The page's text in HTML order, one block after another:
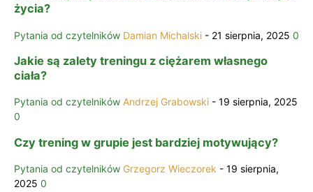
życia?
Pytania od czytelników Damian Michalski - 21 sierpnia, 2025 0
Jakie są zalety treningu z ciężarem własnego
ciała?
Pytania od czytelników Andrzej Grabowski - 19 sierpnia, 2025
0
Czy trening w grupie jest bardziej motywujący?
Pytania od czytelników Grzegorz Wieczorek - 19 sierpnia,
2025 0